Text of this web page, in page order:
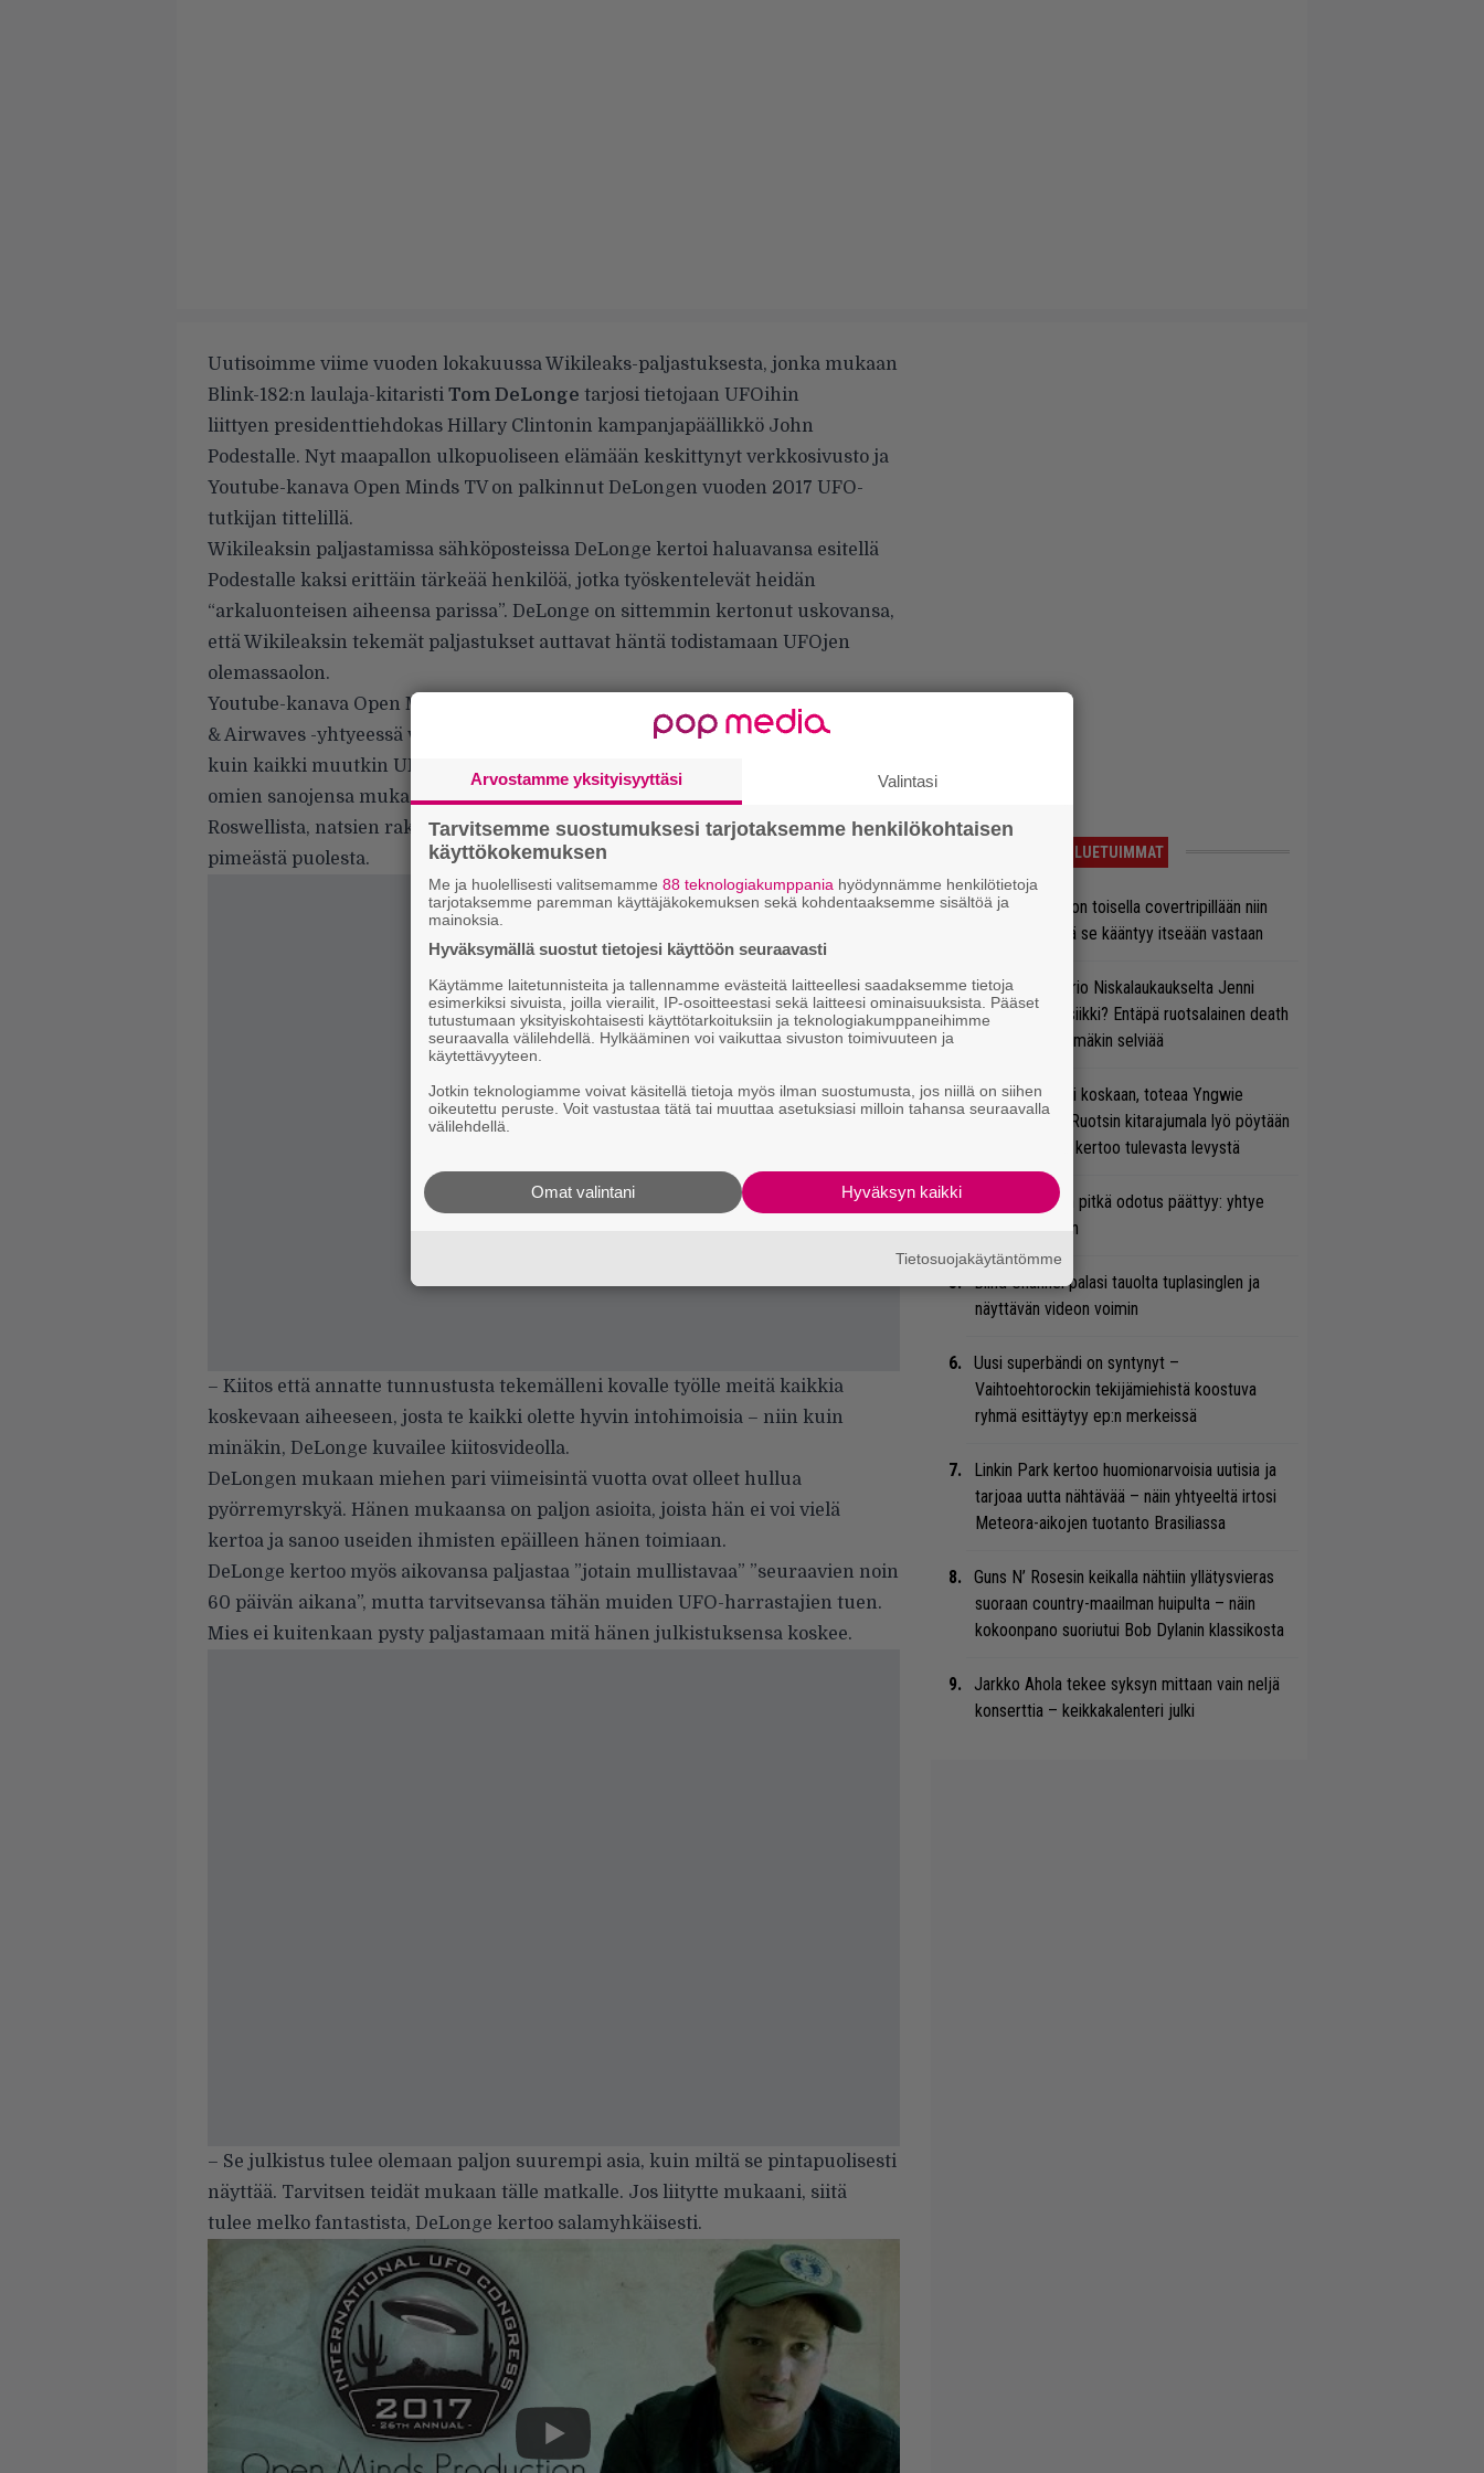
Uutisoimme viime vuoden lokakuussaWikileaks-paljastuksesta, jonka mukaan
Blink-182:n laulaja-kitaristi Tom DeLonge tarjosi tietojaan UFOihin
liittyen presidenttiehdokas Hillary Clintonin kampanjapäällikkö John
Podestalle. Nyt maapallon ulkopuoliseen elämään keskittynyt verkkosivusto ja
Youtube-kanava Open Minds TV on palkinnut DeLongen vuoden 2017 UFO-
tutkijan tittelillä.
Wikileaksin paljastamissa sähköposteissa DeLonge kertoi haluavansa esitellä
Podestalle kaksi erittäin tärkeää henkilöä, jotka työskentelevät heidän
“arkaluonteisen aiheensa parissa”. DeLonge on sittemmin kertonut uskovansa,
että Wikileaksin tekemät paljastukset auttavat häntä todistamaan UFOjen
olemassaolon.
Youtube-kanava Open Minds TV:n julkaisemalla kiitosvideolla nykyisin Angels
& Airwaves -yhtyeessä vaikuttava DeLonge kertoo olevansa hyvin samanlainen
kuin kaikki muutkin UFO-intoilijat. DeLonge kertoo videolla viettäneensä
omien sanojensa mukaan 20 vuotta lukien yötä myöten muun muassa
Roswellista, natsien rakentamista aluksista, Antarktiksesta, Marsista ja kuun
pimeästä puolesta.
– Kiitos että annatte tunnustusta tekemälleni kovalle työlle meitä kaikkia
koskevaan aiheeseen, josta te kaikki olette hyvin intohimoisia – niin kuin
minäkin, DeLonge kuvailee kiitosvideolla.
DeLongen mukaan miehen pari viimeisintä vuotta ovat olleet hullua
pyörremyrskyä. Hänen mukaansa on paljon asioita, joista hän ei voi vielä
kertoa ja sanoo useiden ihmisten epäilleen hänen toimiaan.
DeLonge kertoo myös aikovansa paljastaa ”jotain mullistavaa” ”seuraavien noin
60 päivän aikana”, mutta tarvitsevansa tähän muiden UFO-harrastajien tuen.
Mies ei kuitenkaan pysty paljastamaan mitä hänen julkistuksensa koskee.
– Se julkistus tulee olemaan paljon suurempi asia, kuin miltä se pintapuolisesti
näyttää. Tarvitsen teidät mukaan tälle matkalle. Jos liitytte mukaani, siitä
tulee melko fantastista, DeLonge kertoo salamyhkäisesti.
LUETUIMMAT
Arvio: Saimaa on toisella covertripillään niin
suvereeni, että se kääntyy itseään vastaan
Miten taipuu Trio Niskalaukaukselta Jenni
Vartiaisen musiikki? Entäpä ruotsalainen death
metal? Pian tämäkin selviää
Se on nyt tai ei koskaan, toteaa Yngwie
Malmsteen – Ruotsin kitarajumala lyö pöytään
uuden biisin ja kertoo tulevasta levystä
Weezer-fanien pitkä odotus päättyy: yhtye
tulee Suomeen
Blind Channel palasi tauolta tuplasinglen ja
näyttävän videon voimin
Uusi superbändi on syntynyt –
Vaihtoehtorockin tekijämiehistä koostuva
ryhmä esittäytyy ep:n merkeissä
Linkin Park kertoo huomionarvoisia uutisia ja
tarjoaa uutta nähtävää – näin yhtyeeltä irtosi
Meteora-aikojen tuotanto Brasiliassa
Guns N’ Rosesin keikalla nähtiin yllätysvieras
suoraan country-maailman huipulta – näin
kokoonpano suoriutui Bob Dylanin klassikosta
Jarkko Ahola tekee syksyn mittaan vain neljä
konserttia – keikkakalenteri julki
Arvostamme yksityisyyttäsi Valintasi
Tarvitsemme suostumuksesi tarjotaksemme henkilökohtaisen
käyttökokemuksen
Me ja huolellisesti valitsemamme 88 teknologiakumppania hyödynnämme henkilötietoja
tarjotaksemme paremman käyttäjäkokemuksen sekä kohdentaaksemme sisältöä ja
mainoksia.
Hyväksymällä suostut tietojesi käyttöön seuraavasti
Käytämme laitetunnisteita ja tallennamme evästeitä laitteellesi saadaksemme tietoja
esimerkiksi sivuista, joilla vierailit, IP-osoitteestasi sekä laitteesi ominaisuuksista. Pääset
tutustumaan yksityiskohtaisesti käyttötarkoituksiin ja teknologiakumppaneihimme
seuraavalla välilehdellä. Hylkääminen voi vaikuttaa sivuston toimivuuteen ja
käytettävyyteen.
Jotkin teknologiamme voivat käsitellä tietoja myös ilman suostumusta, jos niillä on siihen
oikeutettu peruste. Voit vastustaa tätä tai muuttaa asetuksiasi milloin tahansa seuraavalla
välilehdellä.
Hyväksyn kaikki
Omat valintani
Tietosuojakäytäntömme